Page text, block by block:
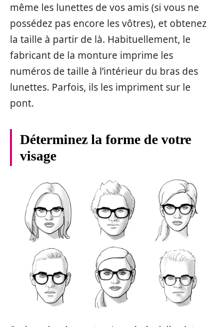
même les lunettes de vos amis (si vous ne
possédez pas encore les vôtres), et obtenez
la taille à partir de là. Habituellement, le
fabricant de la monture imprime les
numéros de taille à l’intérieur du bras des
lunettes. Parfois, ils les impriment sur le
pont.
Déterminez la forme de votre
visage